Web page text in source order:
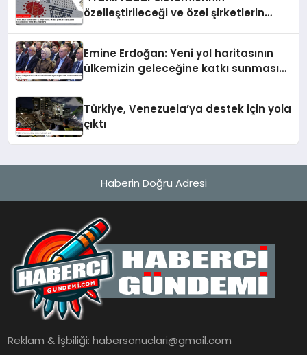
özelleştirileceği ve özel şirketlerin
Emine Erdoğan: Yeni yol haritasının
ülkemizin geleceğine katkı sunmasını
Türkiye, Venezuela’ya destek için yola
çıktı
Haberin Doğru Adresi
Reklam & İşbiliği:habersonuclari@gmail.com